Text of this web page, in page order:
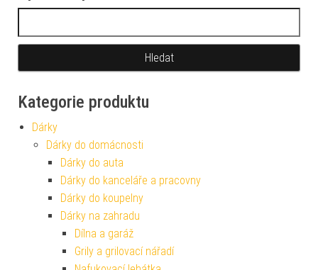
Kategorie produktu
Dárky
Dárky do domácnosti
Dárky do auta
Dárky do kanceláře a pracovny
Dárky do koupelny
Dárky na zahradu
Dílna a garáž
Grily a grilovací nářadí